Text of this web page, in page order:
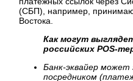
(СБП), например,
Востока.
Как могут
российских POS-
Банк-эквайер может
посредником